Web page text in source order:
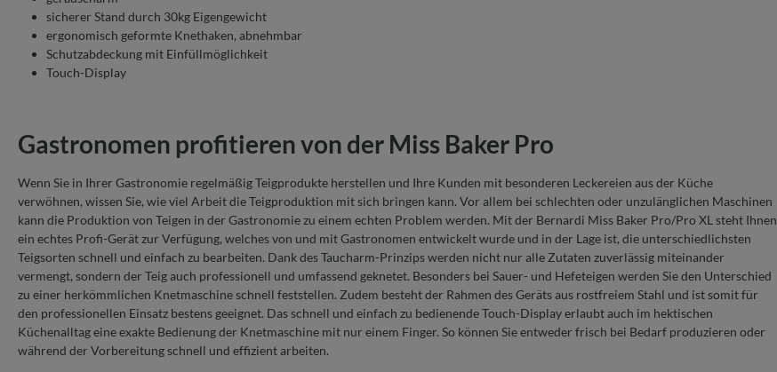
sicherer Stand durch 30kg Eigengewicht
ergonomisch geformte Knethaken, abnehmbar
Schutzabdeckung mit Einfüllmöglichkeit
Touch-Display
Gastronomen profitieren von der Miss Baker Pro
Wenn Sie in Ihrer Gastronomie regelmäßig Teigprodukte herstellen und Ihre Kunden mit besonderen Leckereien aus der Küche
verwöhnen, wissen Sie, wie viel Arbeit die Teigproduktion mit sich bringen kann. Vor allem bei schlechten oder unzulänglichen Maschinen
kann die Produktion von Teigen in der Gastronomie zu einem echten Problem werden. Mit der Bernardi Miss Baker Pro/Pro XL steht Ihnen
ein echtes Profi-Gerät zur Verfügung, welches von und mit Gastronomen entwickelt wurde und in der Lage ist, die unterschiedlichsten
Teigsorten schnell und einfach zu bearbeiten. Dank des Taucharm-Prinzips werden nicht nur alle Zutaten zuverlässig miteinander
vermengt, sondern der Teig auch professionell und umfassend geknetet. Besonders bei Sauer- und Hefeteigen werden Sie den Unterschied
zu einer herkömmlichen Knetmaschine schnell feststellen. Zudem besteht der Rahmen des Geräts aus rostfreiem Stahl und ist somit für
den professionellen Einsatz bestens geeignet. Das schnell und einfach zu bedienende Touch-Display erlaubt auch im hektischen
Küchenalltag eine exakte Bedienung der Knetmaschine mit nur einem Finger. So können Sie entweder frisch bei Bedarf produzieren oder
während der Vorbereitung schnell und effizient arbeiten.